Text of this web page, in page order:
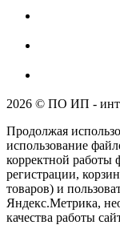
2026 © ПО ИП -
Продолжая
использование
корректной работы
регистрации,
товаров) и
Яндекс.Метрика,
качества работы